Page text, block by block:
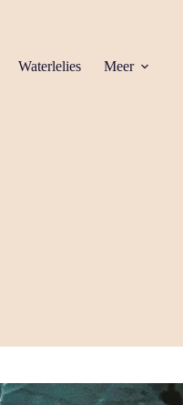
Waterlelies Meer